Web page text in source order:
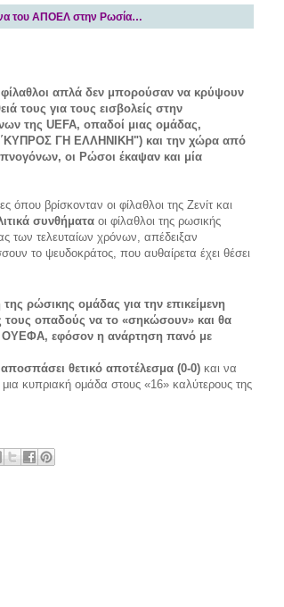
να του ΑΠΟΕΛ στην Ρωσία…
απλά δεν μπορούσαν να κρύψουν
τους για τους εισβολείς στην
της UEFA, οπαδοί μιας ομάδας,
ΓΗ ΕΛΛΗΝΙΚΗ") και την χώρα από
οι Ρώσοι έκαψαν και μία
όπου βρίσκονταν οι φίλαθλοι της Ζενίτ και
συνθήματα οι φίλαθλοι της ρωσικής
των τελευταίων χρόνων, απέδειξαν
το ψευδοκράτος, που αυθαίρετα έχει θέσει
ρώσικης ομάδας για την επικείμενη
τους οπαδούς να το «σηκώσουν» και θα
ΟΥΕΦΑ, εφόσον η ανάρτηση πανό με
θετικό αποτέλεσμα (0-0) και να
κυπριακή ομάδα στους «16» καλύτερους της